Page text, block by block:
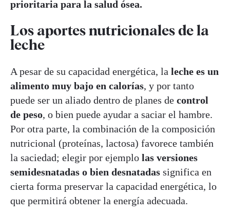
prioritaria para la salud ósea.
Los aportes nutricionales de la
leche
A pesar de su capacidad energética, la leche es un
alimento muy bajo en calorías, y por tanto
puede ser un aliado dentro de planes de control
de peso, o bien puede ayudar a saciar el hambre.
Por otra parte, la combinación de la composición
nutricional (proteínas, lactosa) favorece también
la saciedad; elegir por ejemplo las versiones
semidesnatadas o bien desnatadas significa en
cierta forma preservar la capacidad energética, lo
que permitirá obtener la energía adecuada.